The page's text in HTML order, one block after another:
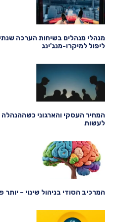
מנהלי מנהלים בשיחות הערכה
ליפול למיקרו-מנג'ינג
המחיר העסקי והארגוני
לעשות
המרכיב הסודי בניהול שינוי –